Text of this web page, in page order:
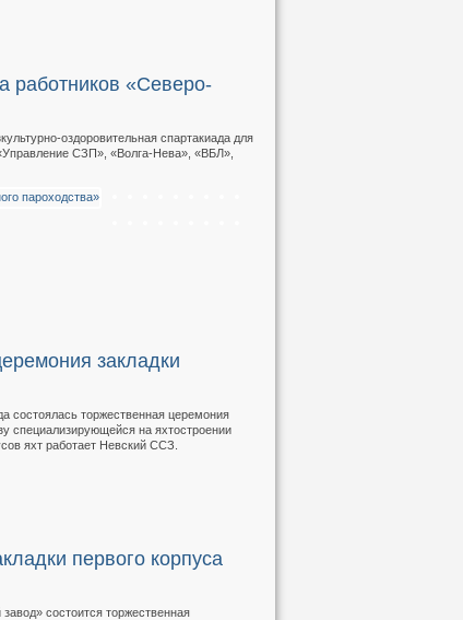
работников «Северо-
оздоровительная спартакиада для
СЗП», «Волга-Нева», «ВБЛ»,
закладки
состоялась торжественная церемония
специализирующейся на яхтостроении
яхт работает Невский ССЗ.
первого корпуса
состоится торжественная